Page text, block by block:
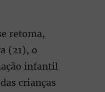
retoma,
(21), o
infantil
crianças